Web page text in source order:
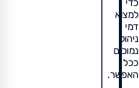
כדי
למצוא
דמי
ניהול
נמוכים
ככל
האפשר.